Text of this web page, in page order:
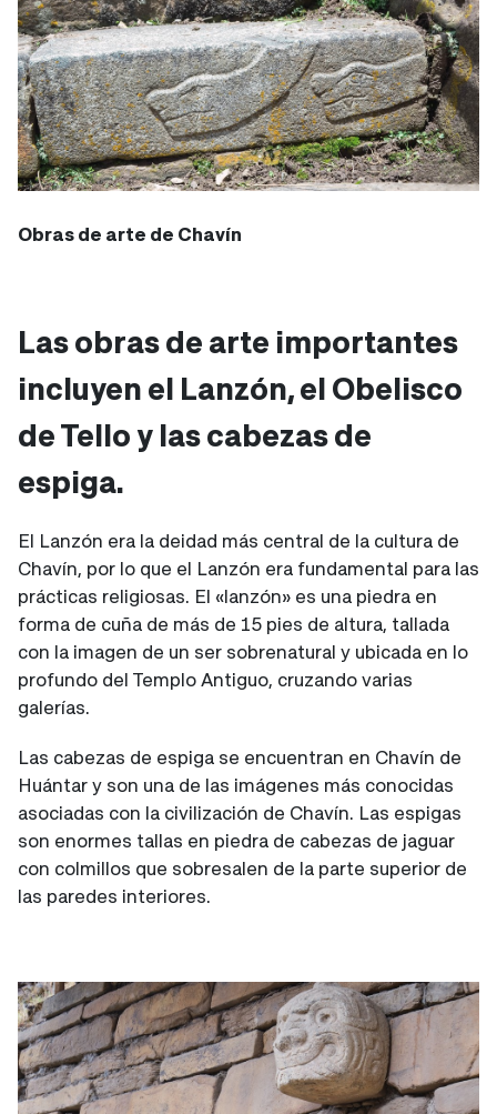
Obras de arte de Chavín
Las obras de arte importantes
incluyen el Lanzón, el Obelisco
de Tello y las cabezas de
espiga.
El Lanzón era la deidad más central de la cultura de
Chavín, por lo que el Lanzón era fundamental para las
prácticas religiosas. El «lanzón» es una piedra en
forma de cuña de más de 15 pies de altura, tallada
con la imagen de un ser sobrenatural y ubicada en lo
profundo del Templo Antiguo, cruzando varias
galerías.
Las cabezas de espiga se encuentran en Chavín de
Huántar y son una de las imágenes más conocidas
asociadas con la civilización de Chavín. Las espigas
son enormes tallas en piedra de cabezas de jaguar
con colmillos que sobresalen de la parte superior de
las paredes interiores.